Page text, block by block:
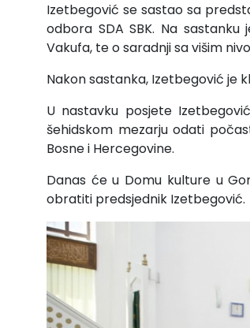
Izetbegović se sastao sa
odbora SDA SBK. Na
Vakufa, te o saradnji sa višim
Nakon sastanka, Izetbegović je
U nastavku posjete
šehidskom mezarju odati
Bosne i Hercegovine.
Danas će u Domu kulture u
obratiti predsjednik Izetbegović.